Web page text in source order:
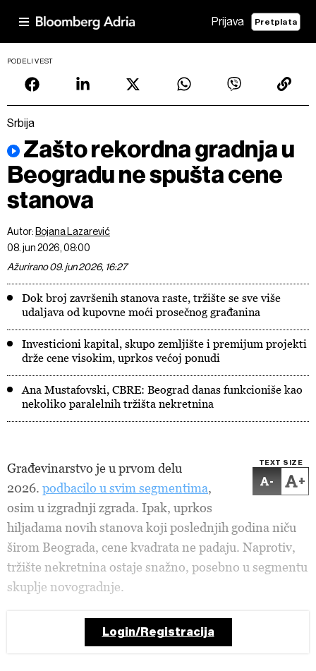
Prijava Pretplata
PODELI VEST
Srbija
Zašto rekordna gradnja u
Beogradu ne spušta cene
stanova
Autor: Bojana Lazarević
08. jun 2026, 08:00
Ažurirano 09. jun 2026, 16:27
Dok broj završenih stanova raste, tržište se sve više
udaljava od kupovne moći prosečnog građanina
Investicioni kapital, skupo zemljište i premijum projekti
drže cene visokim, uprkos većoj ponudi
Ana Mustafovski, CBRE: Beograd danas funkcioniše kao
nekoliko paralelnih tržišta nekretnina
TEXT SIZE
- +
Građevinarstvo je u prvom delu
2026. podbacilo u svim segmentima,
osim u izgradnji zgrada. Ipak, uprkos
hiljadama novih stanova koji poslednjih godina niču
širom Beograda, cene kvadrata ne padaju. Naprotiv,
tržište nekretnina ostaje snažno, posebno u segmentu
skuplje novogradnje.
Login/Registracija